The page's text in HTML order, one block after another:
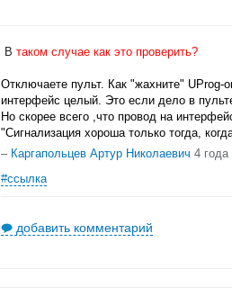
В таком случае как это проверить?
Отключаете пульт. Как "жахните"
интерфейс целый. Это если дело в
Но скорее всего ,что провод на
"Сигнализация хороша только тогда,
– Каргапольцев Артур Николаевич 4
#ссылка
добавить комментарий